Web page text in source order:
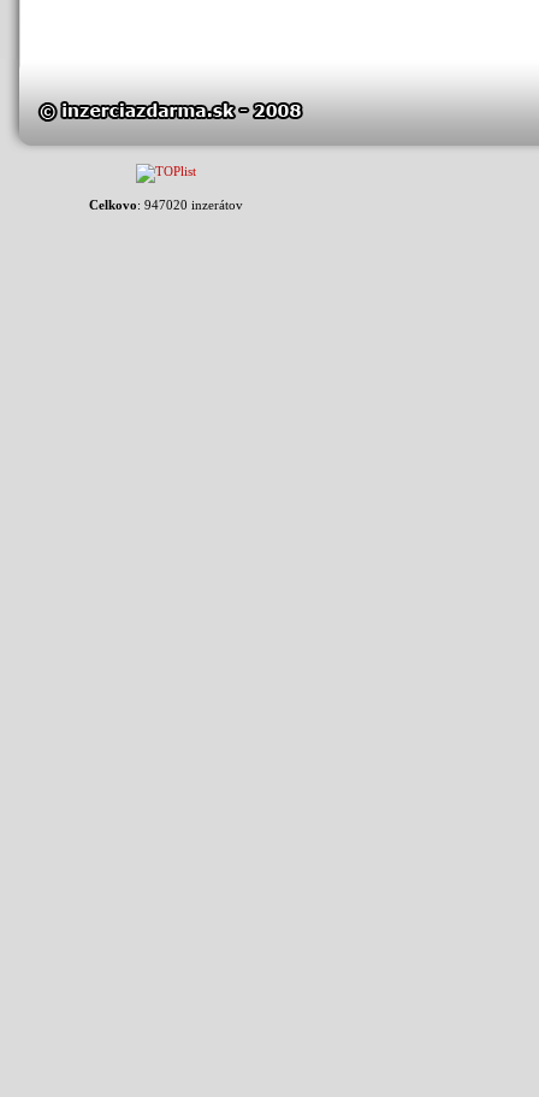
Celkovo: 947020 inzerátov